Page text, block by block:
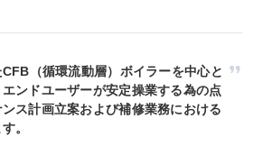
（循環流動層）ボイラーを中心と
ンドユーザーが安定操業する為の点
ス計画立案および補修業務における
。